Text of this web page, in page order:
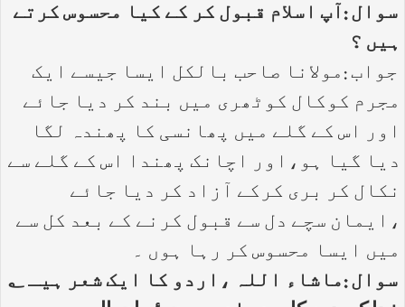
سوال :آپ اسلام قبول کر کے کیا محسوس کرتے
ہیں ؟
جواب :مولانا صاحب بالکل ایسا جیسے ایک
مجرم کوکال کوٹھری میں بند کر دیا جائے
اور اس کے گلے میں پھانسی کا پھندہ لگا
دیا گیا ہو،اور اچانک پھندا اس کے گلے سے
نکال کر بری کرکے آزاد کر دیا جائے
،ایمان سچے دل سے قبول کرنے کے بعد کل سے
میں ایسا محسوس کر رہا ہوں ۔
سوال :ماشاء اللہ ،اردو کا ایک شعر ہیـ ؂